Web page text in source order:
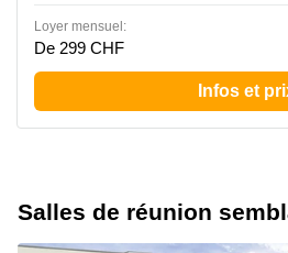
Loyer mensuel:
De 299 CHF
Infos et
Salles de réunion